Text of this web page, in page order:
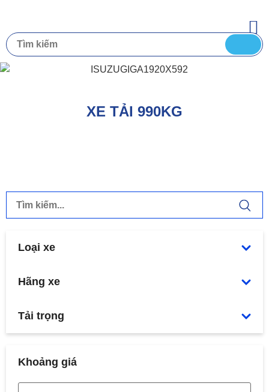
XE TẢI 990KG
Loại xe
Hãng xe
Tải trọng
Khoảng giá